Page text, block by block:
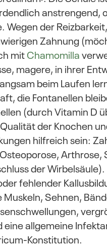
anstrengend,
Wegen der
Zahnung
mitChamomilla
magere, in ihrer
beim Laufen
die Fontanellen
(durch Vitamin D
der Knochen
hilfreich sein:
Arthrose,
der
fehlender
Sehnen,
allgemeine
Konstitution.